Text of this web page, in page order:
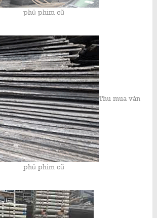
phủ phim cũ
Thu mua ván
phủ phim cũ